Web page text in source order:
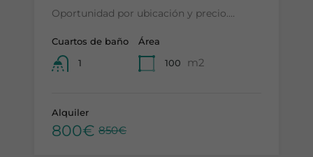
Oportunidad por ubicación y precio.…
Cuartos de baño
1
Área
100
m2
Alquiler
800€ 850€